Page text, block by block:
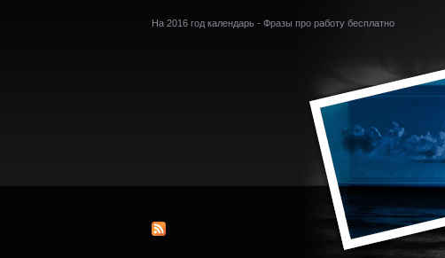
На 2016 год календарь - Фразы про работу бесплатно